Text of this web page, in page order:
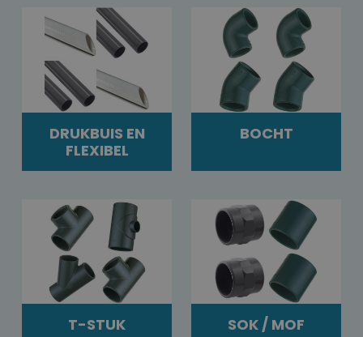
DRUKBUIS EN
FLEXIBEL
BOCHT
T-STUK SOK / MOF